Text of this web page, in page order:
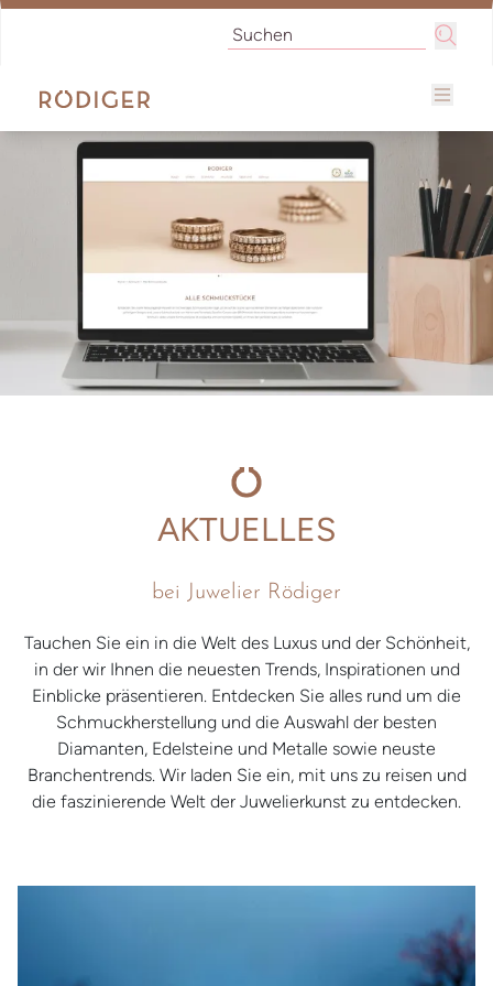
AKTUELLES
bei Juwelier Rödiger
Tauchen Sie ein in die Welt des Luxus und der Schönheit,
in der wir Ihnen die neuesten Trends, Inspirationen und
Einblicke präsentieren. Entdecken Sie alles rund um die
Schmuckherstellung und die Auswahl der besten
Diamanten, Edelsteine und Metalle sowie neuste
Branchentrends. Wir laden Sie ein, mit uns zu reisen und
die faszinierende Welt der Juwelierkunst zu entdecken.